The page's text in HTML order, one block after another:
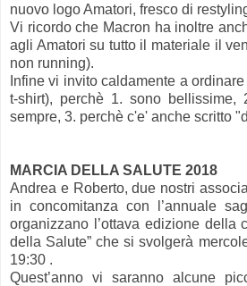
nuovo logo Amatori, fresco di
Vi ricordo che Macron ha inoltre
agli Amatori su tutto il materiale il
non running).
Infine vi invito caldamente a
t-shirt), perchè 1. sono
sempre, 3. perchè c'e' anche scritto
MARCIA DELLA SALUTE 2018
Andrea e Roberto, due nostri
in concomitanza con l’annuale
organizzano l’ottava edizione della
della Salute” che si svolgerà
19:30 .
Quest’anno vi saranno alcune